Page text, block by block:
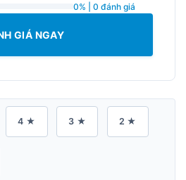
0% | 0 đánh giá
GIÁ NGAY
4 ★ 3 ★ 2 ★